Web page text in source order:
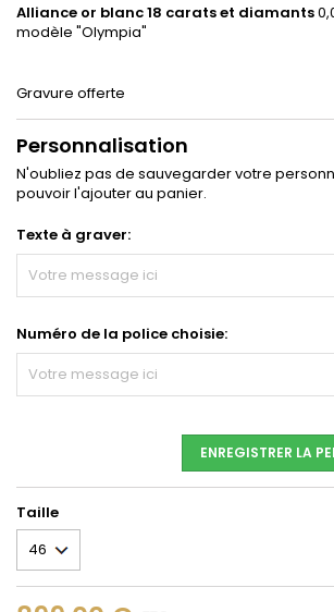
Alliance or blanc 18 carats et diamants
modèle "Olympia"
Gravure offerte
Personnalisation
N'oubliez pas de sauvegarder votre
pouvoir l'ajouter au panier.
Texte à graver:
Numéro de la police choisie:
ENREGISTRER LA
Taille